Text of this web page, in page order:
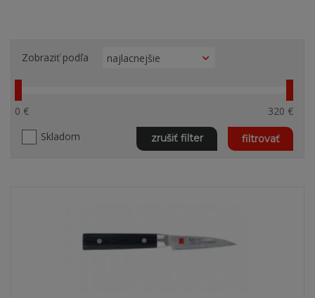
0 €
320 €
Skladom
filtrovať
zrušiť filter
Zobraziť podľa